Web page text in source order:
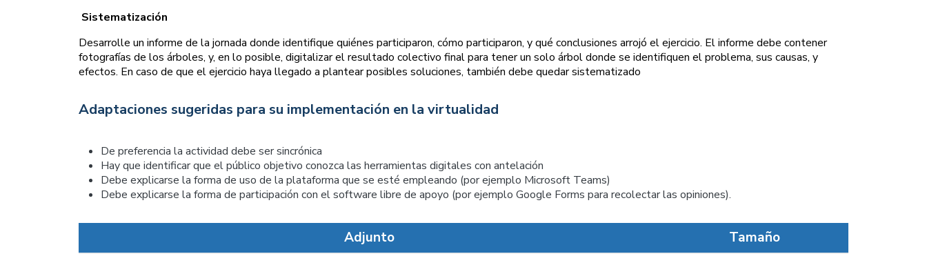
Sistematización
Desarrolle un informe de la jornada donde identifique quiénes participaron, cómo participaron, y qué conclusiones arrojó el ejercicio. El informe debe contener
fotografías de los árboles, y, en lo posible, digitalizar el resultado colectivo final para tener un solo árbol donde se identifiquen el problema, sus causas, y
efectos. En caso de que el ejercicio haya llegado a plantear posibles soluciones, también debe quedar sistematizado
Adaptaciones sugeridas para su implementación en la virtualidad
De preferencia la actividad debe ser sincrónica
Hay que identificar que el público objetivo conozca las herramientas digitales con antelación
Debe explicarse la forma de uso de la plataforma que se esté empleando (por ejemplo Microsoft Teams)
Debe explicarse la forma de participación con el software libre de apoyo (por ejemplo Google Forms para recolectar las opiniones).
Adjunto Tamaño